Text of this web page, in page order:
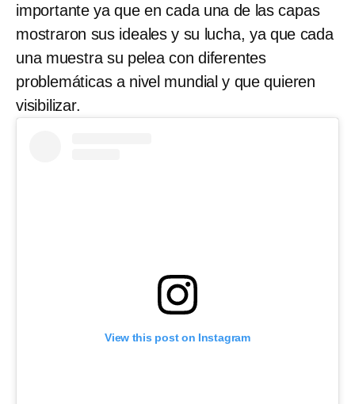
importante ya que en cada una de las capas
mostraron sus ideales y su lucha, ya que cada
una muestra su pelea con diferentes
problemáticas a nivel mundial y que quieren
visibilizar.
View this post on Instagram